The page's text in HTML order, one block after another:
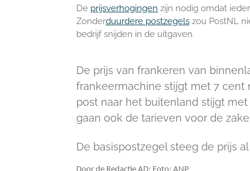
De prijsverhogingen zijn nodig omdat
Zonderduurdere postzegelszou PostNL
bedrijf snijden in de uitgaven.
De prijs van frankeren van
frankeermachine stijgt met 7 cent
post naar het buitenland stijgt met
gaan ook de tarieven voor de
De basispostzegel steeg de prijs